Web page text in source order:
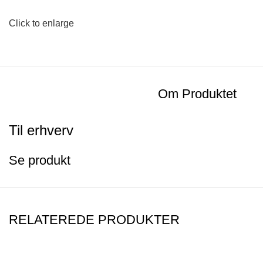
Click to enlarge
Om Produktet
Til erhverv
Se produkt
RELATEREDE PRODUKTER